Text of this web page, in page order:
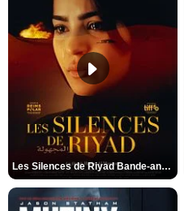
Les Silences de Riyad Bande-annonce VO STFR